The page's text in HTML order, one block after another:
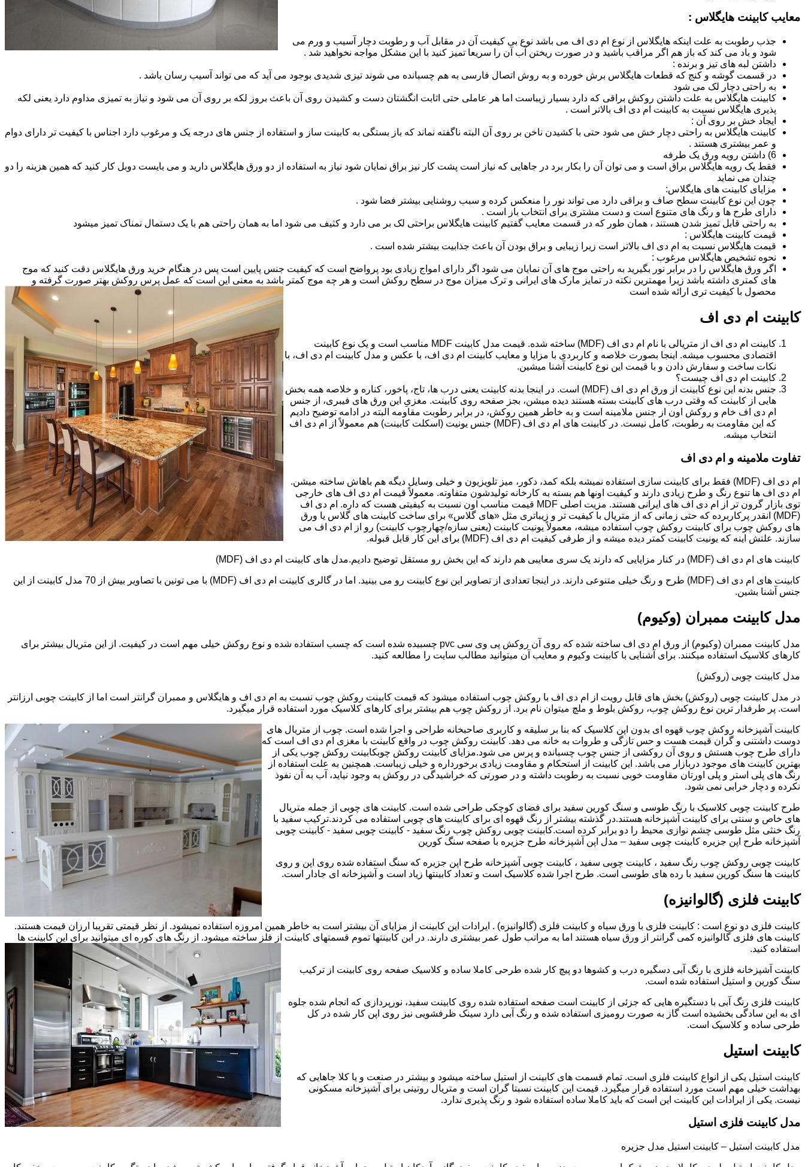
معایب کابینت هایگلاس :
جذب رطوبت به علت اینکه هایگلاس از نوع ام دی اف می باشد نوع بی کیفیت آن در مقابل آب و رطوبت دچار آسیب و ورم می
شود و باد می کند که باز هم اگر مراقب باشید و در صورت ریختن آب آن را سریعا تمیز کنید با این مشکل مواجه نخواهید شد .
داشتن لبه های تیز و برنده :
در قسمت گوشه و کنج که قطعات هایگلاس برش خورده و به روش اتصال فارسی به هم چسبانده می شوند تیزی شدیدی بوجود می آید که می تواند آسیب رسان باشد .
به راحتی دچار لک می شود
کابینت هایگلاس به علت داشتن روکش براقی که دارد بسیار زیباست اما هر عاملی حتی اثابت انگشتان دست و کشیدن روی آن باعث بروز لکه بر روی آن می شود و نیاز به تمیزی مداوم دارد یعنی لکه
پذیری هایگلاس نسبت به کابینت ام دی اف بالاتر است .
ایجاد خش بر روی آن :
کابینت هایگلاس به راحتی دچار خش می شود حتی با کشیدن ناخن بر روی آن البته ناگفته نماند که باز بستگی به کابینت ساز و استفاده از جنس های درجه یک و مرغوب دارد اجناس با کیفیت تر دارای دوام
و عمر بیشتری هستند .
6) داشتن رویه ورق یک طرفه
فقط یک رویه هایگلاس براق است و می توان آن را بکار برد در جاهایی که نیاز است پشت کار نیز براق نمایان شود نیاز به استفاده از دو ورق هایگلاس دارید و می بایست دوبل کار کنید که همین هزینه را دو
چندان می نماید
مزایای کابینت های هایگلاس:
چون این نوع کابینت سطح صاف و براقی دارد می تواند نور را منعکس کرده و سبب روشنایی بیشتر فضا شود .
دارای طرح ها و رنگ های متنوع است و دست مشتری برای انتخاب باز است .
به راحتی قابل تمیز شدن هستند ، همان طور که در قسمت معایب گفتیم کابینت هایگلاس براحتی لک بر می دارد و کثیف می شود اما به همان راحتی هم با یک دستمال نمناک تمیز میشود
قیمت کابینت هایگلاس :
قیمت هایگلاس نسبت به ام دی اف بالاتر است زیرا زیبایی و براق بودن آن باعث جذابیت بیشتر شده است .
نحوه تشخیص هایگلاس مرغوب :
اگر ورق هایگلاس را در برابر نور بگیرید به راحتی موج های آن نمایان می شود اگر دارای امواج زیادی بود پرواضح است که کیفیت جنس پایین است پس در هنگام خرید ورق هایگلاس دقت کنید که موج
های کمتری داشته باشد زیرا مهمترین نکته در تمایز مارک های ایرانی و ترک میزان موج در سطح روکش است و هر چه موج کمتر باشد به معنی این است که عمل پرس روکش بهتر صورت گرفته و
محصول با کیفیت تری ارائه شده است
کابینت ام دی اف
کابینت ام دی اف از متریالی با نام ام دی اف (MDF) ساخته شده. قیمت مدل کابینت MDF مناسب است و یک نوع کابینت
اقتصادی محسوب میشه. اینجا بصورت خلاصه و کاربردی با مزایا و معایب کابینت ام دی اف، با عکس و مدل کابینت ام دی اف، با
نکات ساخت و سفارش دادن و با قیمت این نوع کابینت آشنا میشین.
کابینت ام دی اف چیست؟
جنس بدنه این نوع کابینت از ورق ام دی اف (MDF) است. در اینجا بدنه کابینت یعنی درب ها، تاج، پاخور، کناره و خلاصه همه بخش
هایی از کابینت که وقتی درب های کابینت بسته هستند دیده میشن، بجز صفحه روی کابینت. مغزیِ این ورق های فیبری، از جنس
ام دی اف خام و روکش اون از جنس ملامینه است و به خاطر همین روکش، در برابر رطوبت مقاومه البته در ادامه توضیح دادیم
که این مقاومت به رطوبت، کامل نیست. در کابینت های ام دی اف (MDF) جنس یونیت (اسکلت کابینت) هم معمولاً از ام دی اف
انتخاب میشه.
تفاوت ملامینه و ام دی اف
ام دی اف (MDF) فقط برای کابینت سازی استفاده نمیشه بلکه کمد، دکور، میز تلویزیون و خیلی وسایل دیگه هم باهاش ساخته میشن.
ام دی اف ها تنوع رنگ و طرح زیادی دارند و کیفیت اونها هم بسته به کارخانه تولیدشون متفاوته. معمولاً قیمت ام دی اف های خارجی
توی بازار گرون تر از ام دی اف های ایرانی هستند. مزیت اصلی MDF قیمت مناسب اون نسبت به کیفیتی هست که داره. ام دی اف
(MDF) انقدر پرکاربرده که حتی زمانی که از متریال با کیفیت تر و زیباتری مثل «های گلاس» برای ساخت کابینت های گلاس یا ورق
های روکش چوب برای کابینت روکش چوب استفاده میشه، معمولاً یونیت کابینت (یعنی سازه/چهارچوب کابینت) رو از ام دی اف می
سازند. علتش اینه که یونیت کابینت کمتر دیده میشه و از طرفی کیفیت ام دی اف (MDF) برای این کار قابل قبوله.
کابینت های ام دی اف (MDF) در کنار مزایایی که دارند یک سری معایبی هم دارند که این بخش رو مستقل توضیح دادیم.مدل های کابینت ام دی اف (MDF)
کابینت های ام دی اف (MDF) طرح و رنگ خیلی متنوعی دارند. در اینجا تعدادی از تصاویر این نوع کابینت رو می بینید. اما در گالری کابینت ام دی اف (MDF) با می تونین با تصاویر بیش از 70 مدل کابینت از این
جنس آشنا بشین.
مدل کابینت ممبران (وکیوم)
مدل کابینت ممبران (وکیوم) از ورق ام دی اف ساخته شده که روی آن روکش پی وی سی pvc چسبیده شده است که چسب استفاده شده و نوع روکش خیلی مهم است در کیفیت. از این متریال بیشتر برای
کارهای کلاسیک استفاده میکنند. برای آشنایی با کابینت وکیوم و معایب آن میتوانید مطالب سایت را مطالعه کنید.
مدل کابینت چوبی (روکش)
در مدل کابینت چوبی (روکش) بخش های قابل رویت از ام دی اف با روکش چوب استفاده میشود که قیمت کابینت روکش چوب نسبت به ام دی اف و هایگلاس و ممبران گرانتر است اما از کابینت چوبی ارزانتر
است. پر طرفدار ترین نوع روکش چوب، روکش بلوط و ملچ میتوان نام برد. از روکش چوب هم بیشتر برای کارهای کلاسیک مورد استفاده قرار میگیرد.
کابینت آشپزخانه روکش چوب قهوه ای بدون اپن کلاسیک که بنا بر سلیقه و کاربری صاحبخانه طراحی و اجرا شده است. چوب از متریال های
دوست داشتنی و گران قیمت هست و حس تازگی و طروات به خانه می دهد. کابینت روکش چوب در واقع کابینت با مغزی ام دی اف است که
دارای طرح چوب هستش و روی آن روکشی از جنس چوب چسبانده و پرس می شود.مزایای کابینت روکش چوبکابینت روکش چوب یکی از
بهترین کابینت های موجود دربازار می باشد. این کابینت از استحکام و مقاومت زیادی برخورداره و خیلی زیباست. همچنین به علت استفاده از
رنگ های پلی استر و پلی اورتان مقاومت خوبی نسبت به رطوبت داشته و در صورتی که خراشیدگی در روکش به وجود نیاید، آب به آن نفوذ
نکرده و دچار خرابی نمی شود.
طرح کابینت چوبی کلاسیک با رنگ طوسی و سنگ کورین سفید برای فضای کوچکی طراحی شده است. کابینت های چوبی از جمله متریال
های خاص و سنتی برای کابینت آشپزخانه هستند.در گذشته بیشتر از رنگ قهوه ای برای کابینت های چوبی استفاده می کردند.ترکیب سفید با
رنگ خنثی مثل طوسی چشم نوازی محیط را دو برابر کرده است.کابینت چوبی روکش چوب رنگ سفید - کابینت چوبی سفید - کابینت چوبی
آشپزخانه طرح اپن جزیره کابینت چوبی سفید – مدل اپن آشپزخانه طرح جزیره با صفحه سنگ کورین
کابینت چوبی روکش چوب رنگ سفید ، کابینت چوبی سفید ، کابینت چوبی آشپزخانه طرح اپن جزیره که سنگ استفاده شده روی اپن و روی
کابینت ها سنگ کورین سفید با رده های طوسی است. طرح اجرا شده کلاسیک است و تعداد کابینتها زیاد است و آشپزخانه ای جادار است.
کابینت فلزی (گالوانیزه)
کابینت فلزی دو نوع است : کابینت فلزی با ورق سیاه و کابینت فلزی (گالوانیزه) . ایرادات این کابینت از مزایای آن بیشتر است به خاطر همین امروزه استفاده نمیشود. از نظر قیمتی تقریبا ارزان قیمت هستند.
کابینت های فلزی گالوانیزه کمی گرانتر از ورق سیاه هستند اما به مراتب طول عمر بیشتری دارند. در این کابینتها تموم قسمتهای کابینت از فلز ساخته میشود. از رنگ های کوره ای میتوانید برای این کابینت ها
استفاده کنید.
کابینت آشپزخانه فلزی با رنگ آبی دسگیره درب و کشوها دو پیچ کار شده طرحی کاملا ساده و کلاسیک صفحه روی کابینت از ترکیب
سنگ کورین و استیل استفاده شده است.
کابینت فلزی رنگ آبی با دستگیره هایی که جزئی از کابینت است صفحه استفاده شده روی کابینت سفید، نورپردازی که انجام شده جلوه
ای به این سادگی بخشیده است گاز به صورت رومیزی استفاده شده و رنگ آبی دارد سینک ظرفشویی نیز روی اپن کار شده در کل
طرحی ساده و کلاسیک است.
کابینت استیل
کابینت استیل یکی از انواع کابینت فلزی است. تمام قسمت های کابینت از استیل ساخته میشود و بیشتر در صنعت و یا کلا جاهایی که
بهداشت خیلی مهم است مورد استفاده قرار میگیرد. قیمت این کابینت نسبتا گران است و متریال روتینی برای آشپزخانه مسکونی
نیست. یکی از ایرادات این کابینت این است که باید کاملا ساده استفاده شود و رنگ پذیری ندارد.
مدل کابینت فلزی استیل
مدل کابینت استیل – کابینت استیل مدل جزیره